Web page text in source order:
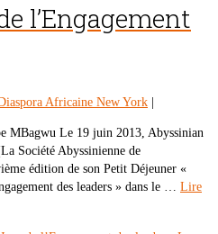
l’Engagement
Africaine New York
MBagwu Le 19 juin 2013, Abyssinian
Société Abyssinienne de
édition de son Petit Déjeuner «
des leaders » dans le … Lire